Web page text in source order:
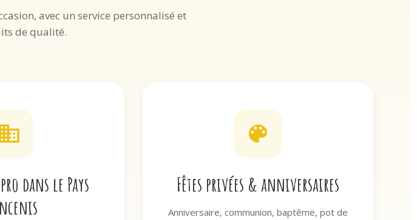
avec un service personnalisé et
de qualité.
dans le Pays
Fêtes privées & anniversaires
Anniversaire, communion, baptême, pot de